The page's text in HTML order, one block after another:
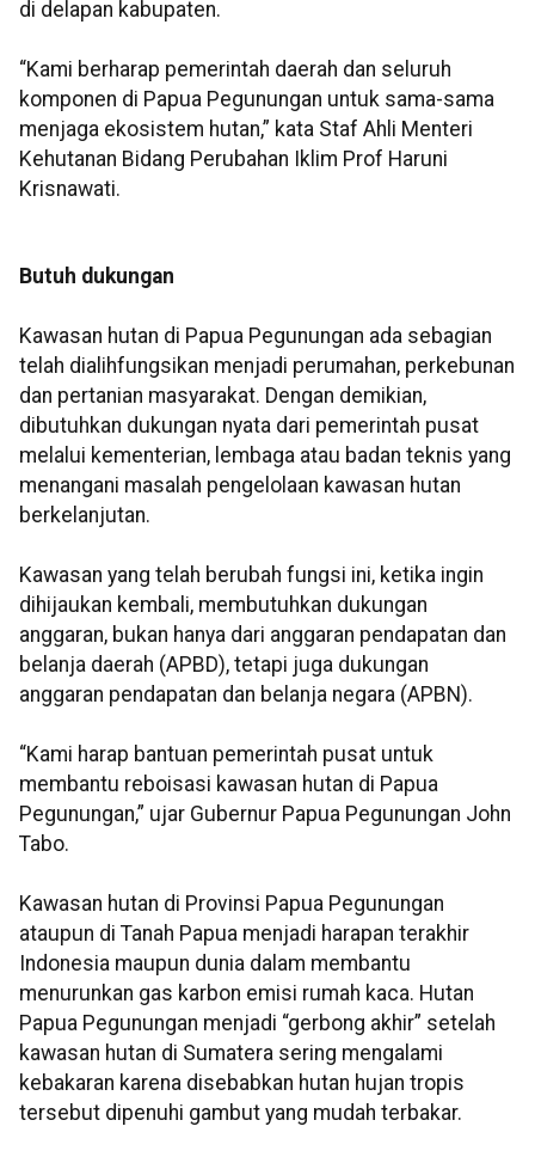
di delapan kabupaten.
“Kami berharap pemerintah daerah dan seluruh
komponen di Papua Pegunungan untuk sama-sama
menjaga ekosistem hutan,” kata Staf Ahli Menteri
Kehutanan Bidang Perubahan Iklim Prof Haruni
Krisnawati.
Butuh dukungan
Kawasan hutan di Papua Pegunungan ada sebagian
telah dialihfungsikan menjadi perumahan, perkebunan
dan pertanian masyarakat. Dengan demikian,
dibutuhkan dukungan nyata dari pemerintah pusat
melalui kementerian, lembaga atau badan teknis yang
menangani masalah pengelolaan kawasan hutan
berkelanjutan.
Kawasan yang telah berubah fungsi ini, ketika ingin
dihijaukan kembali, membutuhkan dukungan
anggaran, bukan hanya dari anggaran pendapatan dan
belanja daerah (APBD), tetapi juga dukungan
anggaran pendapatan dan belanja negara (APBN).
“Kami harap bantuan pemerintah pusat untuk
membantu reboisasi kawasan hutan di Papua
Pegunungan,” ujar Gubernur Papua Pegunungan John
Tabo.
Kawasan hutan di Provinsi Papua Pegunungan
ataupun di Tanah Papua menjadi harapan terakhir
Indonesia maupun dunia dalam membantu
menurunkan gas karbon emisi rumah kaca. Hutan
Papua Pegunungan menjadi “gerbong akhir” setelah
kawasan hutan di Sumatera sering mengalami
kebakaran karena disebabkan hutan hujan tropis
tersebut dipenuhi gambut yang mudah terbakar.